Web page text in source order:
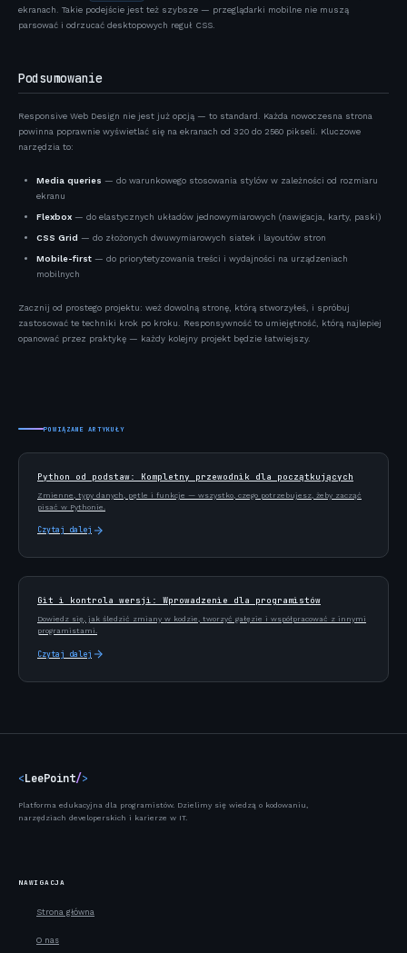
ekranach. Takie podejście jest też szybsze — przeglądarki mobilne nie muszą
parsować i odrzucać desktopowych reguł CSS.
Podsumowanie
Responsive Web Design nie jest już opcją — to standard. Każda nowoczesna strona
powinna poprawnie wyświetlać się na ekranach od 320 do 2560 pikseli. Kluczowe
narzędzia to:
Media queries — do warunkowego stosowania stylów w zależności od rozmiaru
ekranu
Flexbox — do elastycznych układów jednowymiarowych (nawigacja, karty, paski)
CSS Grid — do złożonych dwuwymiarowych siatek i layoutów stron
Mobile-first — do priorytetyzowania treści i wydajności na urządzeniach
mobilnych
Zacznij od prostego projektu: weź dowolną stronę, którą stworzyłeś, i spróbuj
zastosować te techniki krok po kroku. Responsywność to umiejętność, którą najlepiej
opanować przez praktykę — każdy kolejny projekt będzie łatwiejszy.
POWIĄZANE ARTYKUŁY
Python od podstaw: Kompletny przewodnik dla początkujących
Zmienne, typy danych, pętle i funkcje — wszystko, czego potrzebujesz, żeby zacząć
pisać w Pythonie.
Czytaj dalej
Git i kontrola wersji: Wprowadzenie dla programistów
Dowiedz się, jak śledzić zmiany w kodzie, tworzyć gałęzie i współpracować z innymi
programistami.
Czytaj dalej
<LeePoint/>
Platforma edukacyjna dla programistów. Dzielimy się wiedzą o kodowaniu,
narzędziach developerskich i karierze w IT.
NAWIGACJA
Strona główna
O nas